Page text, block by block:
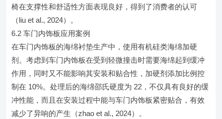
椅在支撑性和舒适性方面表现良好，得到了消费者的认可
（liu et al., 2024）。
6.2 车门内饰板应用案例
在车门内饰板的海绵衬垫生产中，使用有机硅类海绵加硬
剂。考虑到车门内饰板在受到轻微撞击时需要海绵起到缓冲
作用，同时又不能影响其安装和贴合性，加硬剂添加比例控
制在 10%。处理后的海绵邵氏硬度为 22，不仅具有良好的缓
冲性能，而且在安装过程中能与车门内饰板紧密贴合，有效
减少了异响的产生（zhao et al., 2024）。